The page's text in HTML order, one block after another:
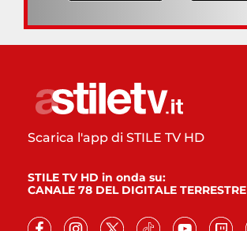
Scarica l'app di STILE TV HD
STILE TV HD in onda su:
CANALE 78 DEL DIGITALE TERRESTRE